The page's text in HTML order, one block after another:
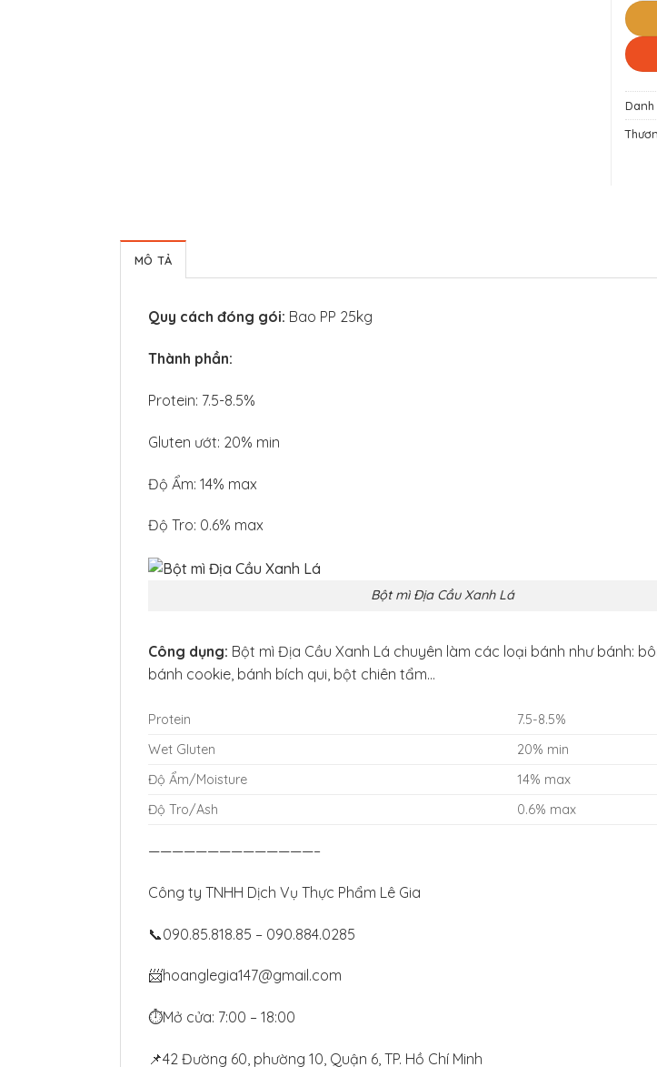
Danh
MÔ TẢ
Quy cách đóng gói: Bao PP 25kg
Thành phần:
Protein: 7.5-8.5%
Gluten ướt: 20% min
Độ Ẩm: 14% max
Độ Tro: 0.6% max
Bột mì Địa Cầu Xanh Lá
Công dụng: Bột mì Địa Cầu Xanh Lá chuyên làm các loại bánh như bánh:
bánh cookie, bánh bích qui, bột chiên tẩm…
Protein
7.5-8.5%
Wet Gluten
20% min
Độ Ẩm/Moisture
14% max
Độ Tro/Ash
0.6% max
——————————————–
Công ty TNHH Dịch Vụ Thực Phẩm Lê Gia
📞090.85.818.85 – 090.884.0285
📨hoanglegia147@gmail.com
⏱Mở cửa: 7:00 – 18:00
📌42 Đường 60, phường 10, Quận 6, TP. Hồ Chí Minh